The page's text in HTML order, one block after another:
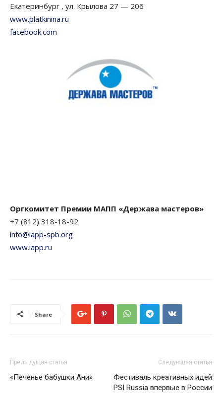
Екатеринбург , ул. Крылова 27 — 206
www.platkinina.ru
facebook.com
Оргкомитет Премии МАПП «Держава мастеров»
+7 (812) 318-18-92
info@iapp-spb.org
www.iapp.ru
Share
Предыдущая статья
«Печенье бабушки Ани»
Следующая статья
Фестиваль креативных идей
PSI Russia впервые в России